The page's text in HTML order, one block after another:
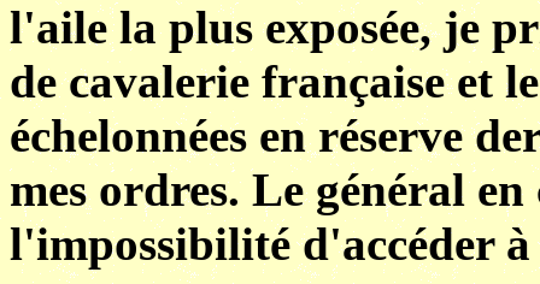
l'aile la plus exposée, je
de cavalerie française et
échelonnées en réserve
mes ordres. Le général
l'impossibilité d'accéder à